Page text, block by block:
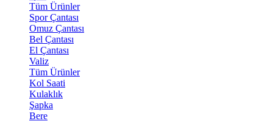
Tüm Ürünler
Spor Çantası
Omuz Çantası
Bel Çantası
El Çantası
Valiz
Tüm Ürünler
Kol Saati
Kulaklık
Şapka
Bere